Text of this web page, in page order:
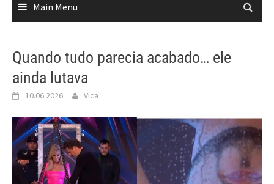
Main Menu
Quando tudo parecia acabado… ele
ainda lutava
10.06.2026 Vica